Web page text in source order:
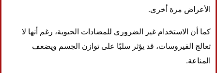
الأعراض مرة أخرى.
كما أن الاستخدام غير الضروري للمضادات الحيوية، رغم أنها لا
تعالج الفيروسات، قد يؤثر سلبًا على توازن الجسم ويضعف
المناعة.